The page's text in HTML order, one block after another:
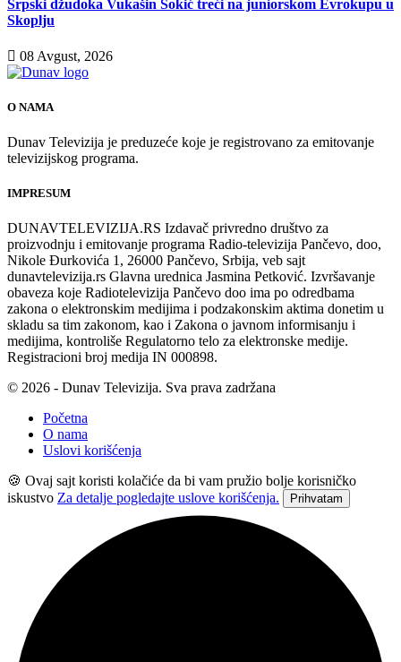
Srpski džudoka Vukašin Sokić treći na juniorskom Evrokupu u
Skoplju
08 Avgust, 2026
O NAMA
Dunav Televizija je preduzeće koje je registrovano za emitovanje
televizijskog programa.
IMPRESUM
DUNAVTELEVIZIJA.RS Izdavač privredno društvo za
proizvodnju i emitovanje programa Radio-televizija Pančevo, doo,
Nikole Đurkovića 1, 26000 Pančevo, Srbija, veb sajt
dunavtelevizija.rs Glavna urednica Jasmina Petković. Izvršavanje
obaveza koje Radiotelevizija Pančevo doo ima po odredbama
zakona o elektronskim medijima i podzakonskim aktima donetim u
skladu sa tim zakonom, kao i Zakona o javnom informisanju i
medijima, kontroliše Regulatorno telo za elektronske medije.
Registracioni broj medija IN 000898.
© 2026 - Dunav Televizija. Sva prava zadržana
Početna
O nama
Uslovi korišćenja
🍪 Ovaj sajt koristi kolačiće da bi vam pružio bolje korisničko
iskustvo Za detalje pogledajte uslove korišćenja. Prihvatam